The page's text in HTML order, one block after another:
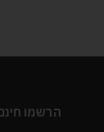
הרשמו